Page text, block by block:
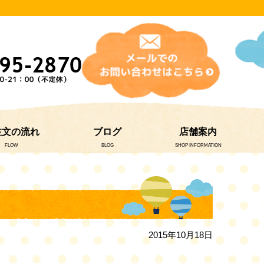
文の流れ
FLOW
ブログ
BLOG
店舗案内
SHOP INFORMATION
2015年10月18日